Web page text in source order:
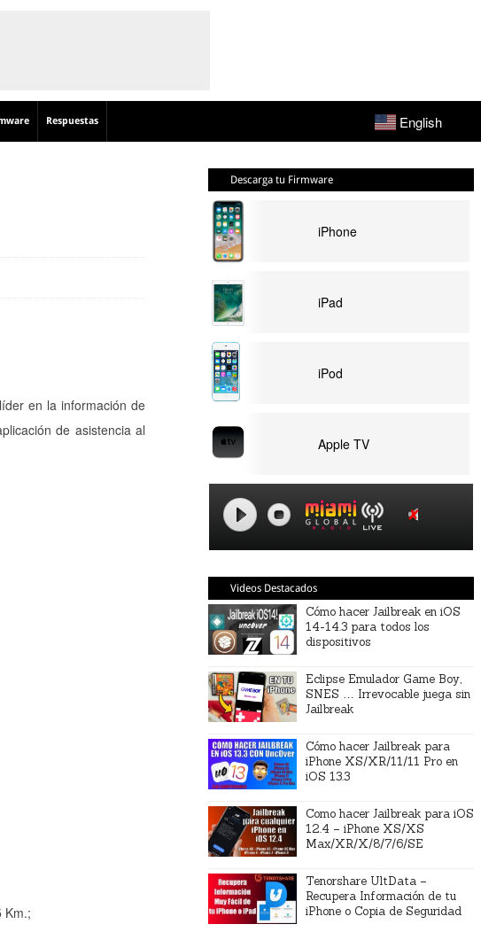
Respuestas English
en la información de
de asistencia al
Km.;
Descarga tu Firmware
iPhone
iPad
iPod
Apple TV
Videos Destacados
Cómo hacer Jailbreak en iOS
14-14.3 para todos los
dispositivos
Eclipse Emulador Game Boy,
SNES … Irrevocable juega sin
Jailbreak
Cómo hacer Jailbreak para
iPhone XS/XR/11/11 Pro en
iOS 13.3
Como hacer Jailbreak para iOS
12.4 – iPhone XS/XS
Max/XR/X/8/7/6/SE
Tenorshare UltData –
Recupera Información de tu
iPhone o Copia de Seguridad